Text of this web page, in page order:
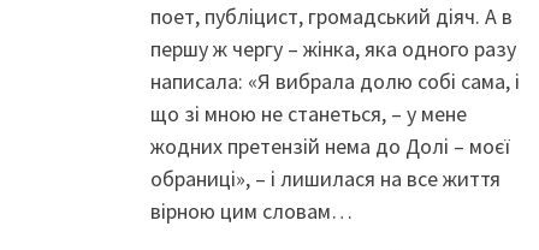
поет, публіцист, громадський діяч. А в
першу ж чергу – жінка, яка одного разу
написала: «Я вибрала долю собі сама, і
що зі мною не станеться, – у мене
жодних претензій нема до Долі – моєї
обраниці», – і лишилася на все життя
вірною цим словам…